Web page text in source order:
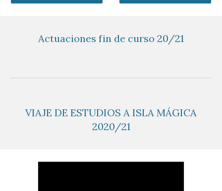
Actuaciones fin de curso 20/21
VIAJE DE ESTUDIOS A ISLA MÁGICA
2020/21